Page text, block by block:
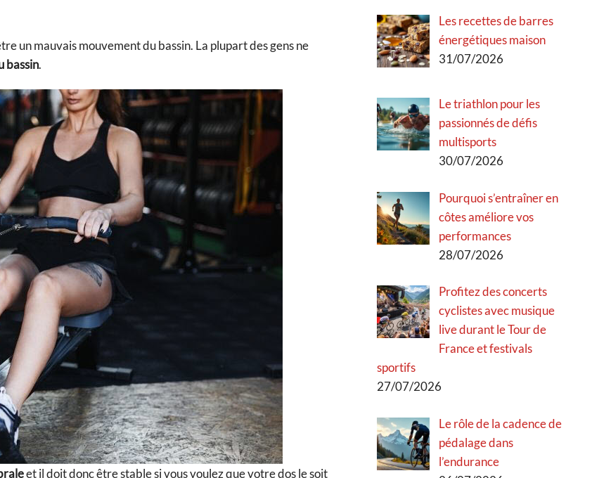
un mauvais mouvement du bassin. La plupart des gens ne
bassin.
et il doit donc être stable si vous voulez que votre dos le soit
Les recettes de barres
énergétiques maison
31/07/2026
Le triathlon pour les
passionnés de défis
multisports
30/07/2026
Pourquoi s’entraîner en
côtes améliore vos
performances
28/07/2026
Profitez des concerts
cyclistes avec musique
live durant le Tour de
France et festivals
sportifs
27/07/2026
Le rôle de la cadence de
pédalage dans
l’endurance